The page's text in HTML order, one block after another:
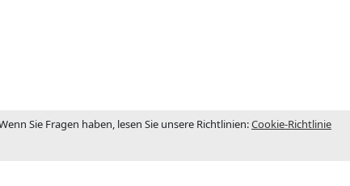
Sie Fragen haben, lesen Sie unsere Richtlinien:Cookie-Richtlinie